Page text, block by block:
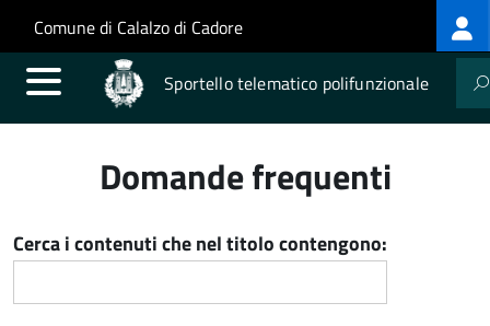
Salta al contenuto principale
Skip to site navigation
Comune di Calalzo di Cadore
Sportello telematico polifunzionale
Domande frequenti
Cerca i contenuti che nel titolo contengono: